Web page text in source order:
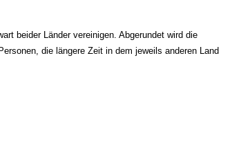
beider Länder vereinigen. Abgerundet wird die
die längere Zeit in dem jeweils anderen Land